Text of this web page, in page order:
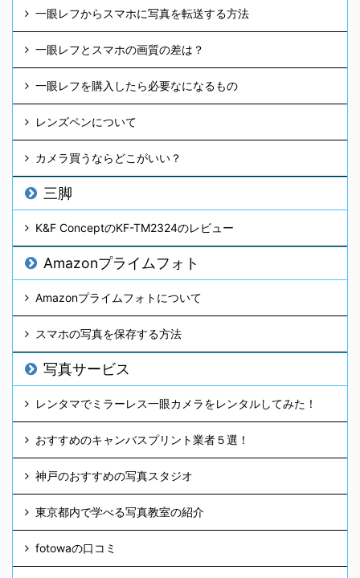
一眼レフからスマホに写真を転送する方法
一眼レフとスマホの画質の差は？
一眼レフを購入したら必要なになるもの
レンズペンについて
カメラ買うならどこがいい？
三脚
K&F ConceptのKF-TM2324のレビュー
Amazonプライムフォト
Amazonプライムフォトについて
スマホの写真を保存する方法
写真サービス
レンタマでミラーレス一眼カメラをレンタルしてみた！
おすすめのキャンバスプリント業者５選！
神戸のおすすめの写真スタジオ
東京都内で学べる写真教室の紹介
fotowaの口コミ